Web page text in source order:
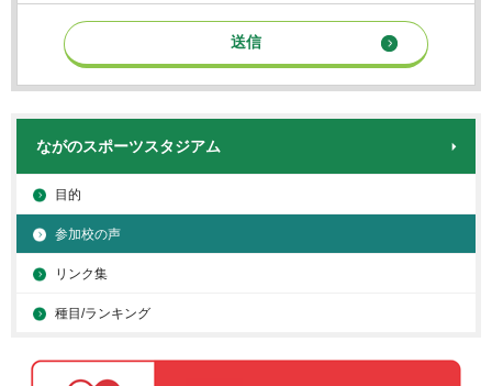
ながのスポーツスタジアム
目的
参加校の声
リンク集
種目/ランキング